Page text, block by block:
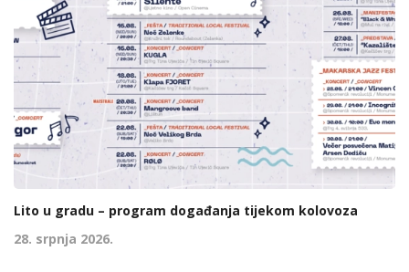
Lito u gradu – program događanja tijekom kolovoza
28. srpnja 2026.